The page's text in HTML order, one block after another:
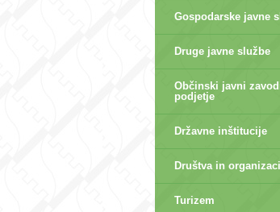
Gospodarske javne
Druge javne službe
Občinski javni
podjetje
Državne inštitucije
Društva in
Turizem